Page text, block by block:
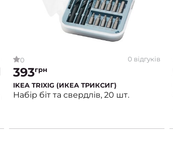
0 0 відгуків
393грн
IKEA TRIXIG (ИКЕА ТРИКСИГ)
Набір біт та свердлів, 20 шт.